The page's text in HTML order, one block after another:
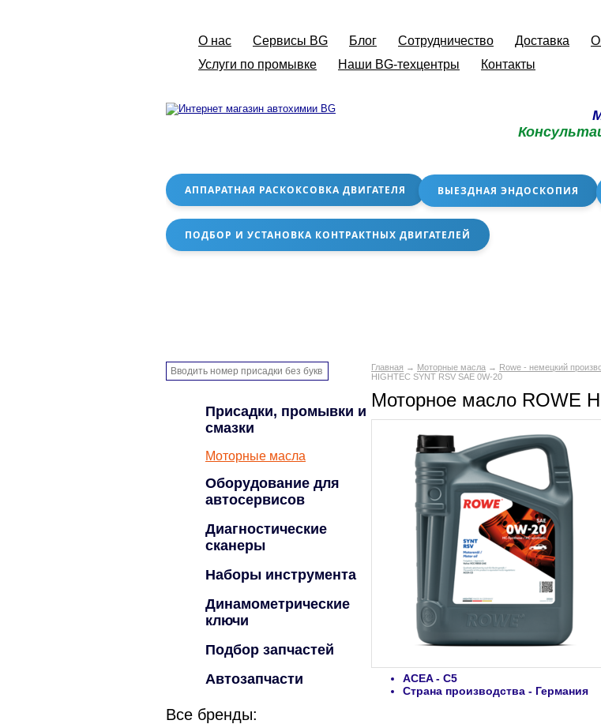
О нас Сервисы BG Блог Сотрудничество Доставка
Услуги по промывке
Наши BG-техцентры Контакты
АППАРАТНАЯ РАСКОКСОВКА ДВИГАТЕЛЯ ВЫЕЗДНАЯ ЭНДОСКОПИЯ
ПОДБОР И УСТАНОВКА КОНТРАКТНЫХ ДВИГАТЕЛЕЙ
Главная → Моторные масла → Rowe - немецкий
HIGHTEC SYNT RSV SAE 0W-20
Моторное масло ROWE
ACEA - C5
Страна производства - Германия
Присадки, промывки и
смазки
Моторные масла
Оборудование для
автосервисов
Диагностические
сканеры
Наборы инструмента
Динамометрические
ключи
Подбор запчастей
Автозапчасти
Все бренды: